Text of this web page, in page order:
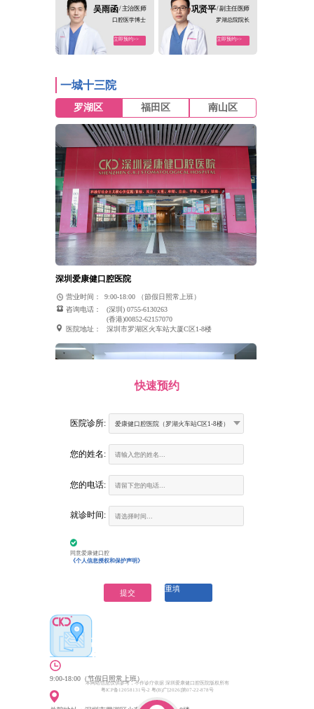
吴雨函/ 主治医师
口腔医学博士
立即预约>>
巩贤平/ 副主任医师
罗湖总院院长
立即预约>>
一城十三院
罗湖区 福田区 南山区
深圳爱康健口腔医院
营业时间：
9:00-18:00 （節假日照常上班）
咨询电话：
(深圳) 0755-6130263
(香港)00852-62157070
医院地址：
深圳市罗湖区火车站大厦C区1-8楼
富康口腔门诊部
营业时间： 9:00-18:00 （節假日照常上班）
(深圳) 0755-6130263
医院地址：
店二楼、罗湖地铁站D出口垂直电梯3楼）
快速预约
医院诊所: 爱康健口腔医院（罗湖火车站C区1-8楼）
您的姓名:
您的电话:
就诊时间:
同意爱康健口腔
《个人信息授权和保护声明》
提交 重填
9:00-18:00（节假日照常上班）
本网站信息仅供参考，不作诊疗依据 深圳爱康健口腔医院版权所有
粤ICP备12058131号-2 粤(B)广[2026]第07-22-878号